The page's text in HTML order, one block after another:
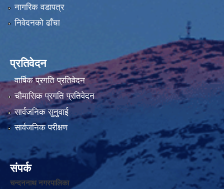
नागरिक वडापत्र
निवेदनको ढाँचा
प्रतिवेदन
वार्षिक प्रगति प्रतिवेदन
चौमासिक प्रगति प्रतिवेदन
सार्वजनिक सुनुवाई
सार्वजनिक परीक्षण
संपर्क
चन्दननाथ नगरपालिका